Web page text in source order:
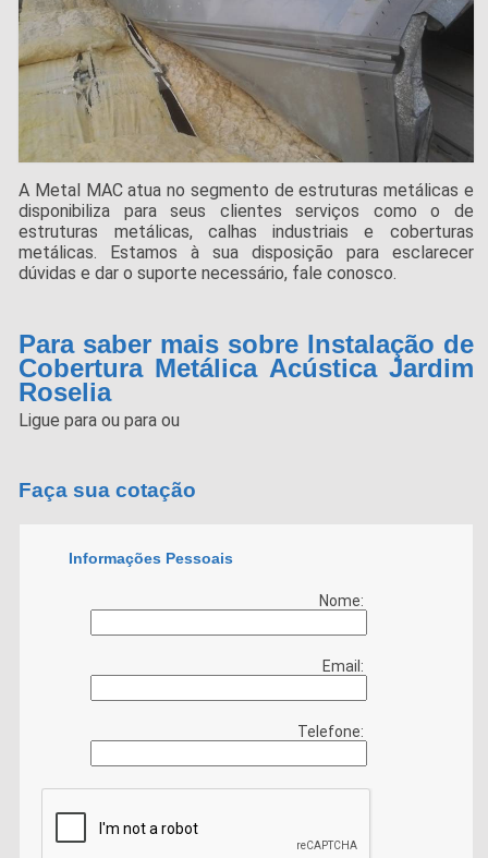
A Metal MAC atua no segmento de estruturas metálicas e
disponibiliza para seus clientes serviços como o de
estruturas metálicas, calhas industriais e coberturas
metálicas. Estamos à sua disposição para esclarecer
dúvidas e dar o suporte necessário, fale conosco.
Para saber mais sobre Instalação de
Cobertura Metálica Acústica Jardim
Roselia
Ligue paraou paraou
Faça sua cotação
Informações Pessoais
Nome:
Email:
Telefone: